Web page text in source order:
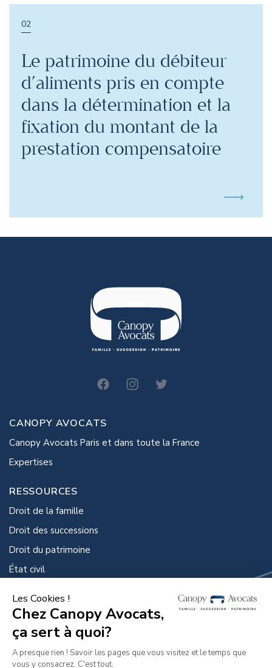
02
Le patrimoine du débiteur
d’aliments pris en compte
dans la détermination et la
fixation du montant de la
prestation compensatoire
CANOPY AVOCATS
Canopy Avocats Paris et dans toute la France
Expertises
RESSOURCES
Droit de la famille
Droit des successions
Droit du patrimoine
État civil
GUIDES PRATIQUES
Guide de la famille et du divorce
Guide des successions